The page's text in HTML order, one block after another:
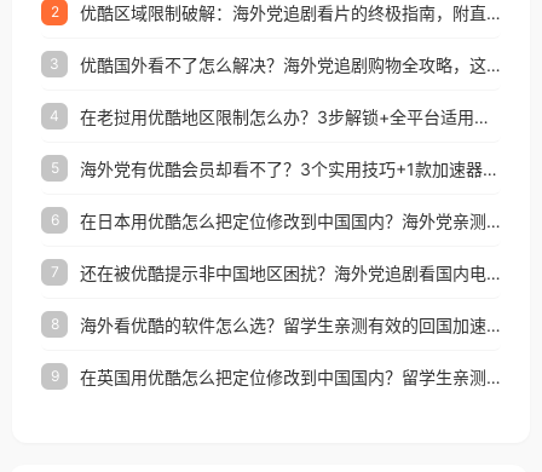
2 优酷区域限制破解：海外党追剧看片的终极指南，附直播欧冠+1905电影网解决方案
3 优酷国外看不了怎么解决？海外党追剧购物全攻略，这招亲测有效！
4 在老挝用优酷地区限制怎么办？3步解锁+全平台适用的回国加速器指南
5 海外党有优酷会员却看不了？3个实用技巧+1款加速器解决追剧&金融APP难题
6 在日本用优酷怎么把定位修改到中国国内？海外党亲测有效的回国加速指南
7 还在被优酷提示非中国地区困扰？海外党追剧看国内电影的正确打开方式
8 海外看优酷的软件怎么选？留学生亲测有效的回国加速方案
9 在英国用优酷怎么把定位修改到中国国内？留学生亲测有效的回国加速方案